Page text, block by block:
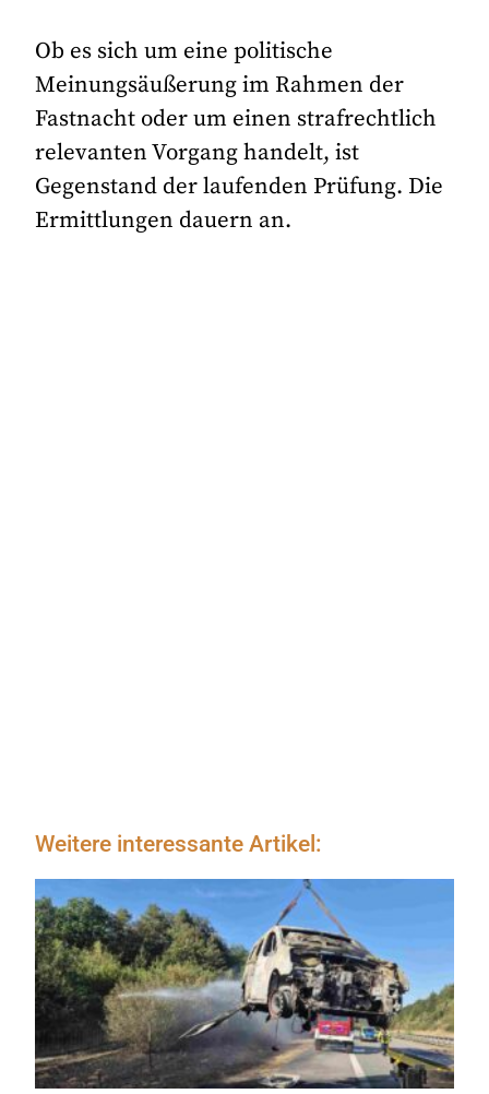
Ob es sich um eine politische
Meinungsäußerung im Rahmen der
Fastnacht oder um einen strafrechtlich
relevanten Vorgang handelt, ist
Gegenstand der laufenden Prüfung. Die
Ermittlungen dauern an.
Weitere interessante Artikel: